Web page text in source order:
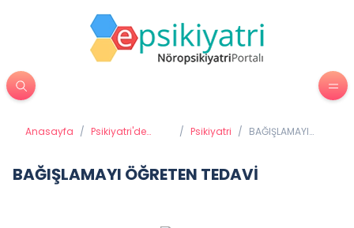
Anasayfa / Psikiyatri'de
/ Psikiyatri / BAĞIŞLAMAYI
BAĞIŞLAMAYI ÖĞRETEN TEDAVİ